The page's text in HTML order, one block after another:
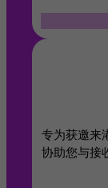
专为获邀来
协助您与接